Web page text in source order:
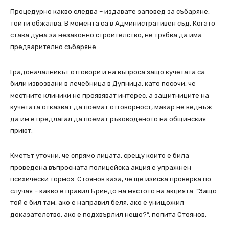
Процедурно какво следва – издавате заповед за събаряне,
той ги обжалва. В момента са в Административен съд. Когато
става дума за незаконно строителство, не трябва да има
предварително събаряне.
Градоначалникът отговори и на въпроса защо кучетата са
били извозвани в лечебница в Дупница, като посочи, че
местните клиники не проявяват интерес, а защитниците на
кучетата отказват да поемат отговорност, макар не веднъж
да им е предлагал да поемат ръководеното на общинския
приют.
Кметът уточни, че спрямо лицата, срещу които е била
проведена въпросната полицейска акция е упражнен
психически тормоз. Стоянов каза, че ще изиска проверка по
случая – какво е правил Бриндо на мястото на акцията. “Защо
той е бил там, ако е направил беля, ако е унищожил
доказателство, ако е подхвърлил нещо?“, попита Стоянов.